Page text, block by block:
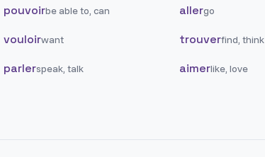
pouvoirbe able to, can allergo
vouloirwant trouverfind, think
parlerspeak, talk aimerlike, love